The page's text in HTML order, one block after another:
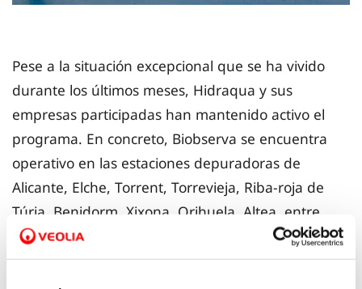
Pese a la situación excepcional que se ha vivido
durante los últimos meses, Hidraqua y sus
empresas participadas han mantenido activo el
programa. En concreto, Biobserva se encuentra
operativo en las estaciones depuradoras de
Alicante, Elche, Torrent, Torrevieja, Riba-roja de
Túria, Benidorm, Xixona, Orihuela, Altea, entre
otras.
Entre las especies más relevantes que contempla